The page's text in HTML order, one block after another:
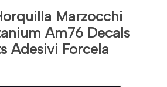
Marzocchi
Am76 Decals
Adesivi Forcela